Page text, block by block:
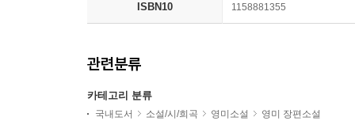
ISBN10 1158881355
관련분류
카테고리 분류
국내도서 소설/시/희곡 영미소설 영미 장편소설